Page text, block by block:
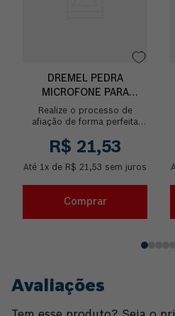
DREMEL PEDRA
MICROFONE PARA
ESMERILHAR 11,1MM
(911)
Realize o processo de
afiação de forma perfeita
em formato de microfone de
11,1mm (Modelo 91...
R$ 21,53
Até 1x de R$ 21,53 sem juros
Comprar
Avaliações